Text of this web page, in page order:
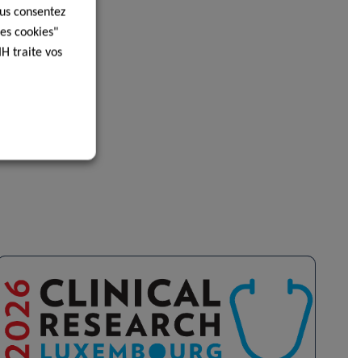
consentez
cookies"
traite vos